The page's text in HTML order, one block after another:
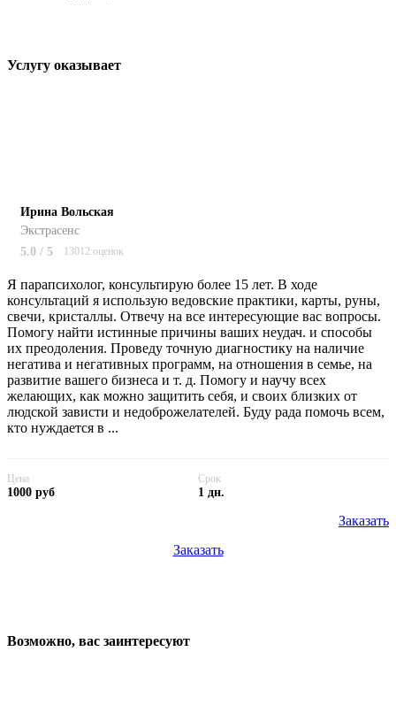
Услугу оказывает
Ирина Вольская
Экстрасенс
5.0 / 5
13012 оценок
Я парапсихолог, консультирую более 15 лет. В ходе
консультаций я использую ведовские практики, карты, руны,
свечи, кристаллы. Отвечу на все интересующие вас вопросы.
Помогу найти истинные причины ваших неудач. и способы
их преодоления. Проведу точную диагностику на наличие
негатива и негативных программ, на отношения в семье, на
развитие вашего бизнеса и т. д. Помогу и научу всех
желающих, как можно защитить себя, и своих близких от
людской зависти и недоброжелателей. Буду рада помочь всем,
кто нуждается в ...
Цена
1000 руб
Срок
1 дн.
Заказать
Заказать
Возможно, вас заинтересуют